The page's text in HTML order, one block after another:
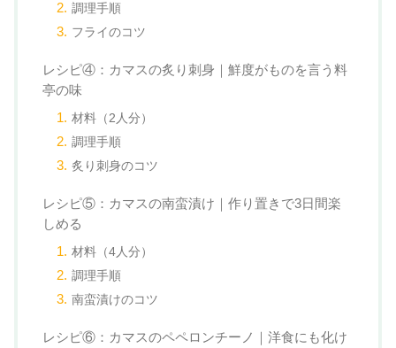
調理手順
フライのコツ
レシピ④：カマスの炙り刺身｜鮮度がものを言う料
亭の味
材料（2人分）
調理手順
炙り刺身のコツ
レシピ⑤：カマスの南蛮漬け｜作り置きで3日間楽
しめる
材料（4人分）
調理手順
南蛮漬けのコツ
レシピ⑥：カマスのペペロンチーノ｜洋食にも化け